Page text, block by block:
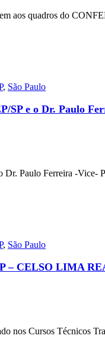
aos quadros do
, São Paulo
SP e o Dr. Paulo
Paulo Ferreira -Vice-
, São Paulo
– CELSO LIMA
nos Cursos Técnicos